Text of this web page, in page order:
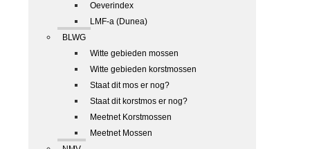
Oeverindex
LMF-a (Dunea)
BLWG
Witte gebieden mossen
Witte gebieden korstmossen
Staat dit mos er nog?
Staat dit korstmos er nog?
Meetnet Korstmossen
Meetnet Mossen